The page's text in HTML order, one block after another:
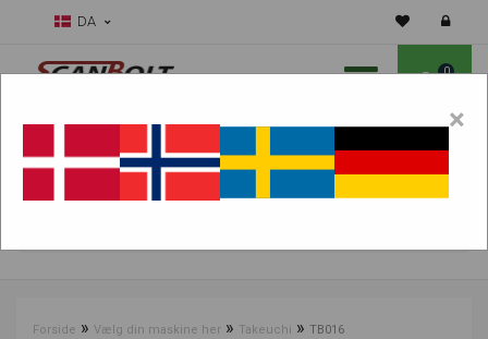
DA
0
Forside » Vælg din maskine her » Takeuchi » TB016
×